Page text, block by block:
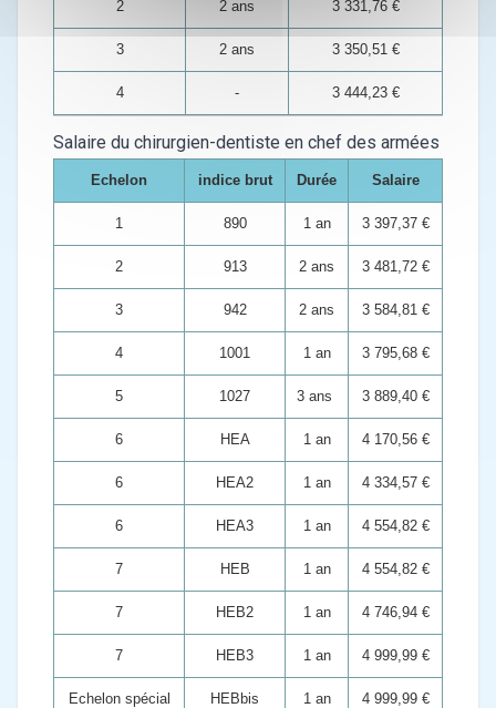
2 2 ans 3 331,76 €
3 2 ans 3 350,51 €
4 - 3 444,23 €
Salaire du chirurgien-dentiste en chef des armées
Echelon indice brut Durée Salaire
1 890 1 an 3 397,37 €
2 913 2 ans 3 481,72 €
3 942 2 ans 3 584,81 €
4 1001 1 an 3 795,68 €
5 1027 3 ans 3 889,40 €
6 HEA 1 an 4 170,56 €
6 HEA2 1 an 4 334,57 €
6 HEA3 1 an 4 554,82 €
7 HEB 1 an 4 554,82 €
7 HEB2 1 an 4 746,94 €
7 HEB3 1 an 4 999,99 €
Echelon spécial HEBbis 1 an 4 999,99 €